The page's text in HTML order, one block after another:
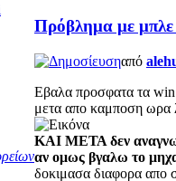
Πρόβλημα με
από
Εβαλα προσφατα τα win
μετα απο καμποση ωρα
ΚΑΙ ΜΕΤΑ δεν
αν ομως βγαλω το
δοκιμασα διαφορα απο